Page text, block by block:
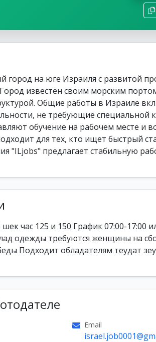
на юге Израиля с развитой
известен своим морским
Общие работы в Израиле
не требующие специальной
обучение на рабочем месте и
для тех, кто ищет быстрый
"ILjobs" предлагает стабильную
час 125 и 150 График 07:00-17:00
одежды требуются женщины на
Подходит обладателям теудат
Email